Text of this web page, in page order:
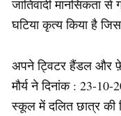
जातिवादी मानसिकता से
घटिया कृत्य किया है
अपने ट्विटर हैंडल और
मौर्य ने दिनांक : 23-
स्कूल में दलित छात्र की